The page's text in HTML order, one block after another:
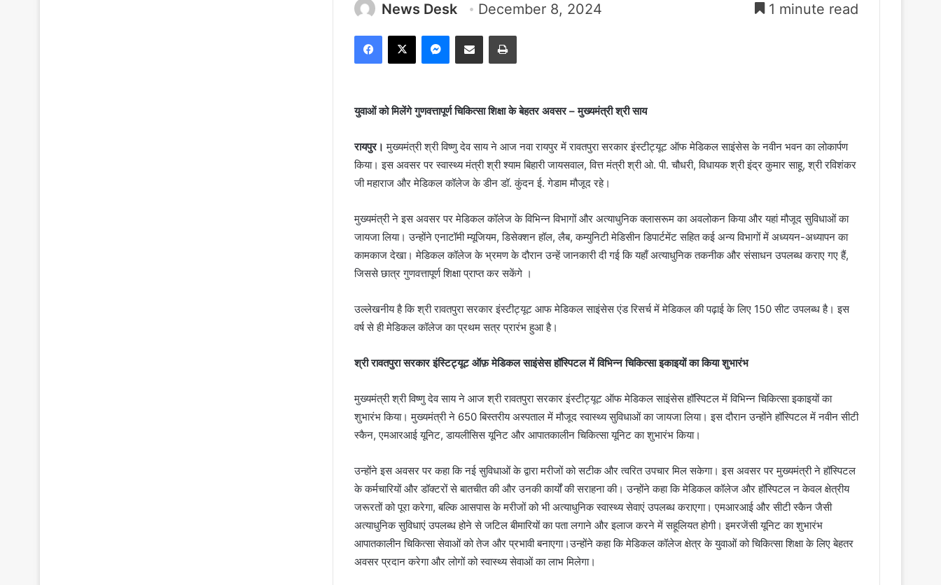
News Desk December 8, 2024 1 minute read
Facebook
X Messenger
Share via Email Print
युवाओं को मिलेंगे गुणवत्तापूर्ण चिकित्सा शिक्षा के बेहतर अवसर – मुख्यमंत्री श्री साय
रायपुर। मुख्यमंत्री श्री विष्णु देव साय ने आज नवा रायपुर में रावतपुरा सरकार इंस्टीट्यूट ऑफ मेडिकल साइंसेस के नवीन भवन का लोकार्पण
किया। इस अवसर पर स्वास्थ्य मंत्री श्री श्याम बिहारी जायसवाल, वित्त मंत्री श्री ओ. पी. चौधरी, विधायक श्री इंद्र कुमार साहू, श्री रविशंकर
जी महाराज और मेडिकल कॉलेज के डीन डॉ. कुंदन ई. गेडाम मौजूद रहे।
मुख्यमंत्री ने इस अवसर पर मेडिकल कॉलेज के विभिन्न विभागों और अत्याधुनिक क्लासरूम का अवलोकन किया और यहां मौजूद सुविधाओं का
जायजा लिया। उन्होंने एनाटॉमी म्यूजियम, डिसेक्शन हॉल, लैब, कम्युनिटी मेडिसीन डिपार्टमेंट सहित कई अन्य विभागों में अध्ययन-अध्यापन का
कामकाज देखा। मेडिकल कॉलेज के भ्रमण के दौरान उन्हें जानकारी दी गई कि यहाँ अत्याधुनिक तकनीक और संसाधन उपलब्ध कराए गए हैं,
जिससे छात्र गुणवत्तापूर्ण शिक्षा प्राप्त कर सकेंगे ।
उल्लेखनीय है कि श्री रावतपुरा सरकार इंस्टीट्यूट आफ मेडिकल साइंसेस एंड रिसर्च में मेडिकल की पढ़ाई के लिए 150 सीट उपलब्ध है। इस
वर्ष से ही मेडिकल कॉलेज का प्रथम सत्र प्रारंभ हुआ है।
श्री रावतपुरा सरकार इंस्टिट्यूट ऑफ़ मेडिकल साइंसेस हॉस्पिटल में विभिन्न चिकित्सा इकाइयों का किया शुभारंभ
मुख्यमंत्री श्री विष्णु देव साय ने आज श्री रावतपुरा सरकार इंस्टीट्यूट ऑफ मेडिकल साइंसेस हॉस्पिटल में विभिन्न चिकित्सा इकाइयों का
शुभारंभ किया। मुख्यमंत्री ने 650 बिस्तरीय अस्पताल में मौजूद स्वास्थ्य सुविधाओं का जायजा लिया। इस दौरान उन्होंने हॉस्पिटल में नवीन सीटी
स्कैन, एमआरआई यूनिट, डायलीसिस यूनिट और आपातकालीन चिकित्सा यूनिट का शुभारंभ किया।
उन्होंने इस अवसर पर कहा कि नई सुविधाओं के द्वारा मरीजों को सटीक और त्वरित उपचार मिल सकेगा। इस अवसर पर मुख्यमंत्री ने हॉस्पिटल
के कर्मचारियों और डॉक्टरों से बातचीत की और उनकी कार्यों की सराहना की। उन्होंने कहा कि मेडिकल कॉलेज और हॉस्पिटल न केवल क्षेत्रीय
जरूरतों को पूरा करेगा, बल्कि आसपास के मरीजों को भी अत्याधुनिक स्वास्थ्य सेवाएं उपलब्ध कराएगा। एमआरआई और सीटी स्कैन जैसी
अत्याधुनिक सुविधाएं उपलब्ध होने से जटिल बीमारियों का पता लगाने और इलाज करने में सहूलियत होगी। इमरजेंसी यूनिट का शुभारंभ
आपातकालीन चिकित्सा सेवाओं को तेज और प्रभावी बनाएगा।उन्होंने कहा कि मेडिकल कॉलेज क्षेत्र के युवाओं को चिकित्सा शिक्षा के लिए बेहतर
अवसर प्रदान करेगा और लोगों को स्वास्थ्य सेवाओं का लाभ मिलेगा।